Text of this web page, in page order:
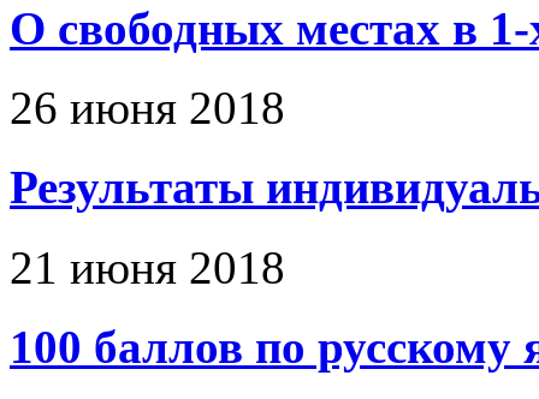
О свободных местах в 1-
26 июня 2018
Результаты
21 июня 2018
100 баллов по русскому